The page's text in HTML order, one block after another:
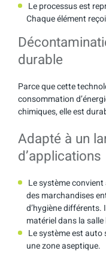
Le processus est
Chaque élément
durable
Parce que cette
consommation
chimiques, elle est
Adapté à un
d’applications
Le système
des marchandises
d’hygiène différents.
matériel dans la
Le système est
une zone aseptique.